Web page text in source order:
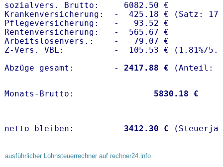
sozialvers. Brutto:     6082.50 €
Krankenversicherung:  -  425.18 € (Satz:
Pflegeversicherung:   -   93.52 €
Rentenversicherung:   -  565.67 €
Arbeitslosenvers.:    -   79.07 €
Z-Vers. VBL:          -  105.53 € ( 1.81%/
Abzüge gesamt:        -
2417.88 €
Monats-Brutto: 5830.18 €
netto bleiben: 3412.30 €
ausführlicher Lohnsteuerrechner auf rechner24.info